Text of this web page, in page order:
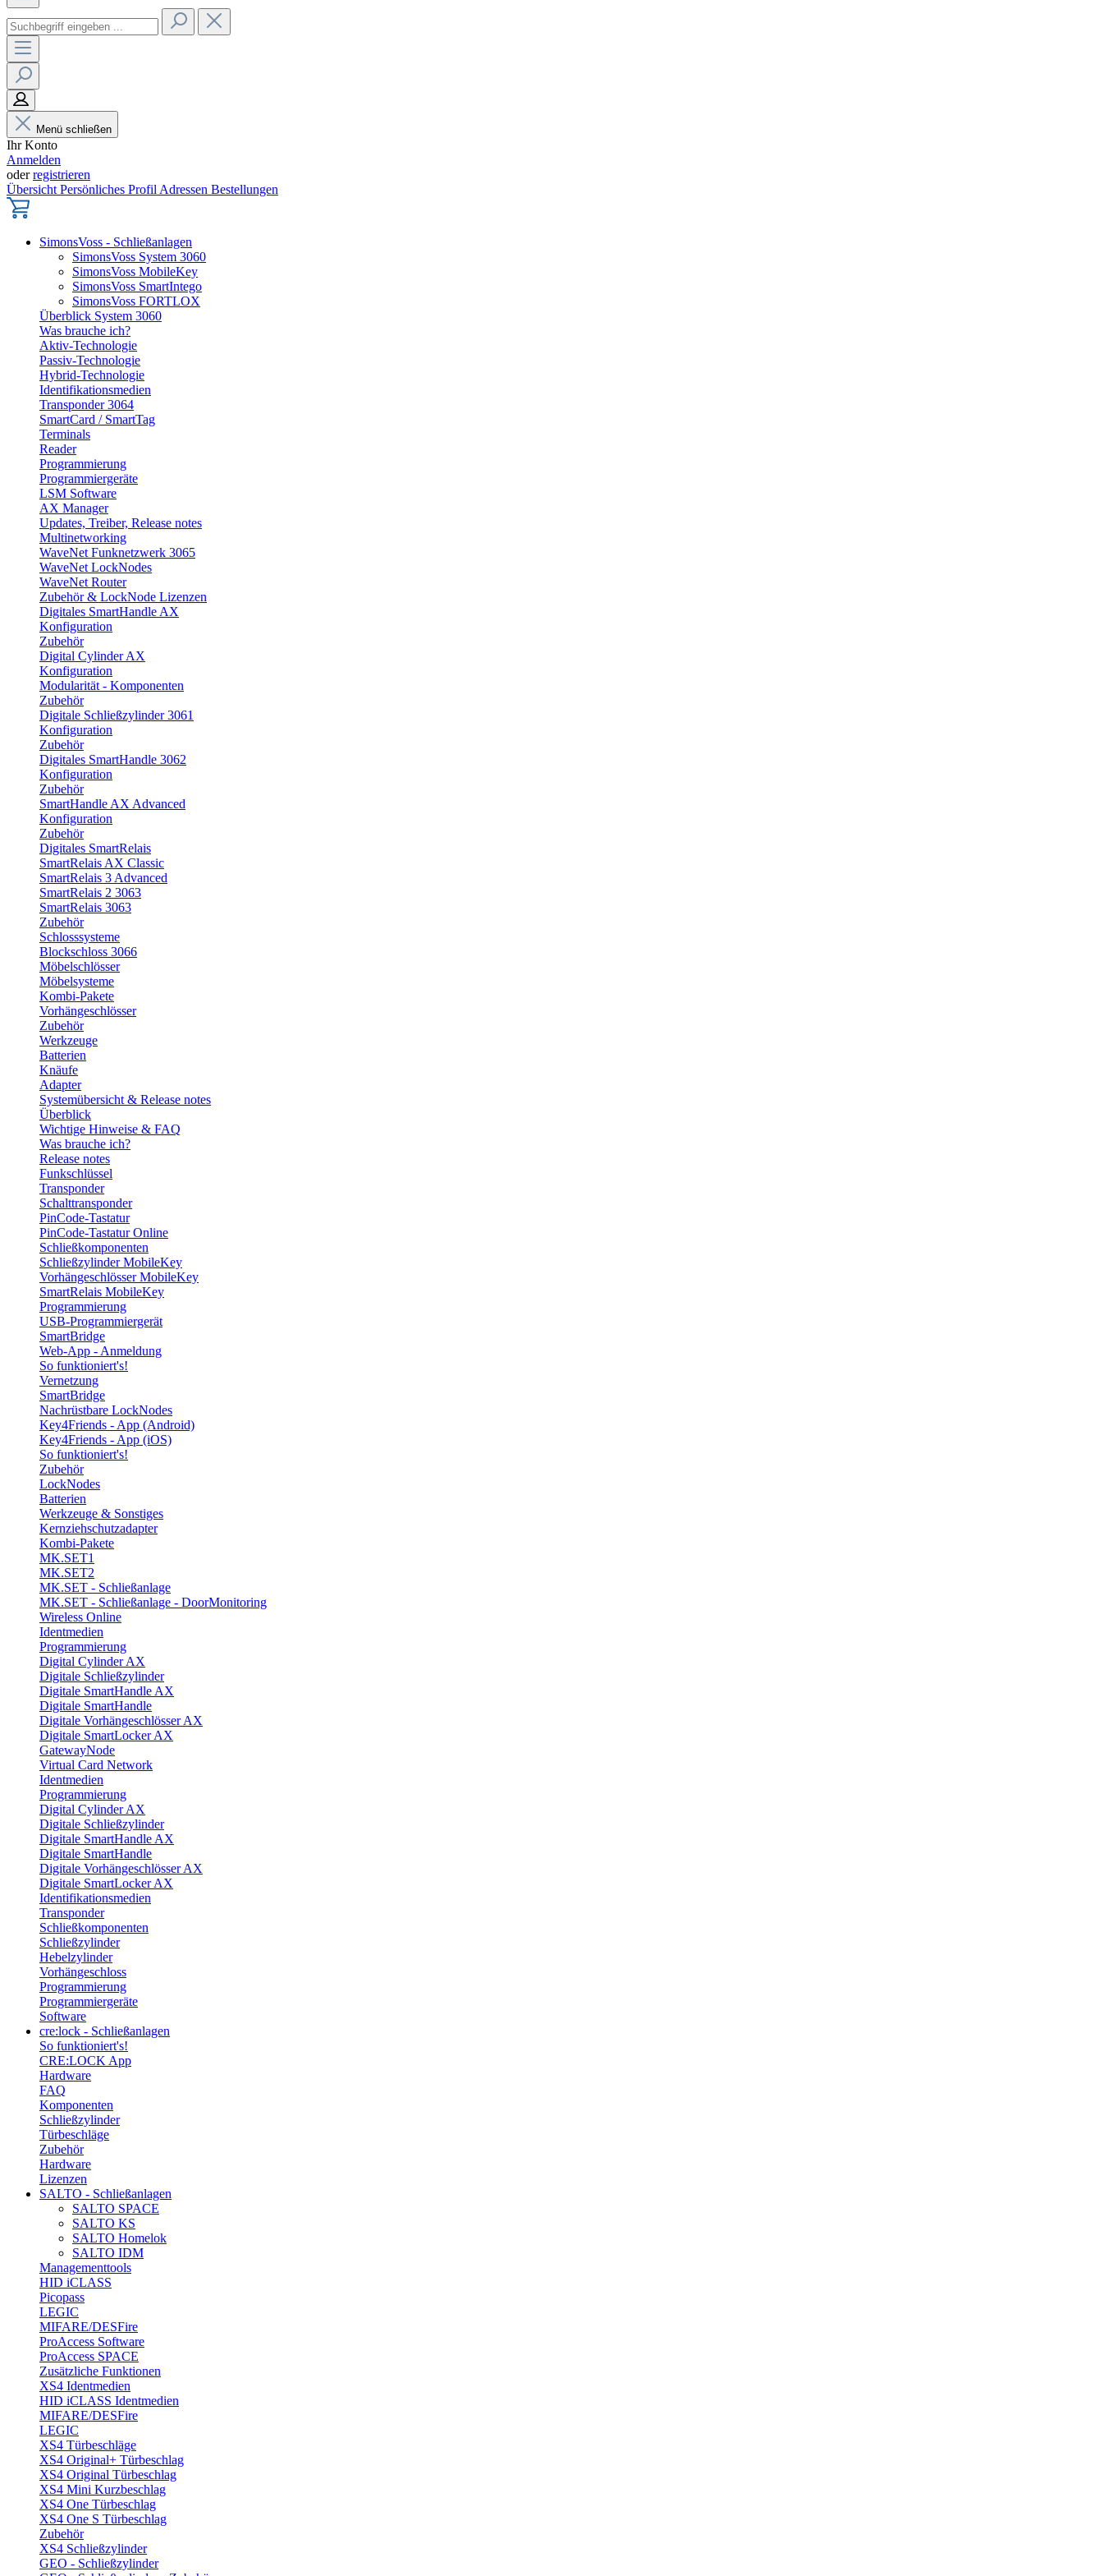
Menü schließen
Ihr Konto
Anmelden
oderregistrieren
Übersicht Persönliches Profil Adressen Bestellungen
SimonsVoss - Schließanlagen
SimonsVoss System 3060
SimonsVoss MobileKey
SimonsVoss SmartIntego
SimonsVoss FORTLOX
Überblick System 3060
Was brauche ich?
Aktiv-Technologie
Passiv-Technologie
Hybrid-Technologie
Identifikationsmedien
Transponder 3064
SmartCard / SmartTag
Terminals
Reader
Programmierung
Programmiergeräte
LSM Software
AX Manager
Updates, Treiber, Release notes
Multinetworking
WaveNet Funknetzwerk 3065
WaveNet LockNodes
WaveNet Router
Zubehör & LockNode Lizenzen
Digitales SmartHandle AX
Konfiguration
Zubehör
Digital Cylinder AX
Konfiguration
Modularität - Komponenten
Zubehör
Digitale Schließzylinder 3061
Konfiguration
Zubehör
Digitales SmartHandle 3062
Konfiguration
Zubehör
SmartHandle AX Advanced
Konfiguration
Zubehör
Digitales SmartRelais
SmartRelais AX Classic
SmartRelais 3 Advanced
SmartRelais 2 3063
SmartRelais 3063
Zubehör
Schlosssysteme
Blockschloss 3066
Möbelschlösser
Möbelsysteme
Kombi-Pakete
Vorhängeschlösser
Zubehör
Werkzeuge
Batterien
Knäufe
Adapter
Systemübersicht & Release notes
Überblick
Wichtige Hinweise & FAQ
Was brauche ich?
Release notes
Funkschlüssel
Transponder
Schalttransponder
PinCode-Tastatur
PinCode-Tastatur Online
Schließkomponenten
Schließzylinder MobileKey
Vorhängeschlösser MobileKey
SmartRelais MobileKey
Programmierung
USB-Programmiergerät
SmartBridge
Web-App - Anmeldung
So funktioniert's!
Vernetzung
SmartBridge
Nachrüstbare LockNodes
Key4Friends - App (Android)
Key4Friends - App (iOS)
So funktioniert's!
Zubehör
LockNodes
Batterien
Werkzeuge & Sonstiges
Kernziehschutzadapter
Kombi-Pakete
MK.SET1
MK.SET2
MK.SET - Schließanlage
MK.SET - Schließanlage - DoorMonitoring
Wireless Online
Identmedien
Programmierung
Digital Cylinder AX
Digitale Schließzylinder
Digitale SmartHandle AX
Digitale SmartHandle
Digitale Vorhängeschlösser AX
Digitale SmartLocker AX
GatewayNode
Virtual Card Network
Identmedien
Programmierung
Digital Cylinder AX
Digitale Schließzylinder
Digitale SmartHandle AX
Digitale SmartHandle
Digitale Vorhängeschlösser AX
Digitale SmartLocker AX
Identifikationsmedien
Transponder
Schließkomponenten
Schließzylinder
Hebelzylinder
Vorhängeschloss
Programmierung
Programmiergeräte
Software
cre:lock - Schließanlagen
So funktioniert's!
CRE:LOCK App
Hardware
FAQ
Komponenten
Schließzylinder
Türbeschläge
Zubehör
Hardware
Lizenzen
SALTO - Schließanlagen
SALTO SPACE
SALTO KS
SALTO Homelok
SALTO IDM
Managementtools
HID iCLASS
Picopass
LEGIC
MIFARE/DESFire
ProAccess Software
ProAccess SPACE
Zusätzliche Funktionen
XS4 Identmedien
HID iCLASS Identmedien
MIFARE/DESFire
LEGIC
XS4 Türbeschläge
XS4 Original+ Türbeschlag
XS4 Original Türbeschlag
XS4 Mini Kurzbeschlag
XS4 One Türbeschlag
XS4 One S Türbeschlag
Zubehör
XS4 Schließzylinder
GEO - Schließzylinder